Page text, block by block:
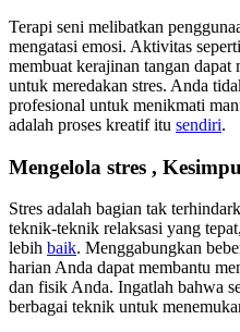
Terapi seni melibatkan
mengatasi emosi. Aktivitas
membuat kerajinan tangan
untuk meredakan stres. Anda
profesional untuk menikmati
adalah proses kreatif itu sendiri.
Mengelola stres ,
Stres adalah bagian tak
teknik-teknik relaksasi yang
lebih baik. Menggabungkan
harian Anda dapat membantu
dan fisik Anda. Ingatlah bahwa
berbagai teknik untuk